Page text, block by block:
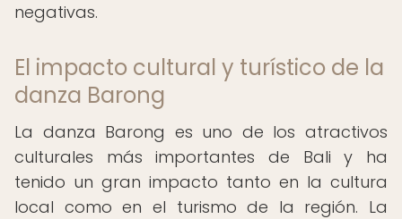
negativas.
El impacto cultural y turístico de la
danza Barong
La danza Barong es uno de los atractivos
culturales más importantes de Bali y ha
tenido un gran impacto tanto en la cultura
local como en el turismo de la región. La